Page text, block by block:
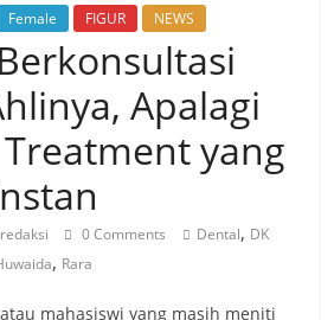
Female FIGUR NEWS
Apalagi
yang
redaksi 0 Comments Dental, DK
, Rara
mahasiswi yang masih meniti